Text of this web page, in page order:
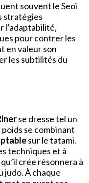
souvent le Seoi
stratégies
l’adaptabilité,
pour contrer les
en valeur son
les subtilités du
se dresse tel un
se combinant
sur le tatami.
techniques et à
crée résonnera à
judo. À chaque